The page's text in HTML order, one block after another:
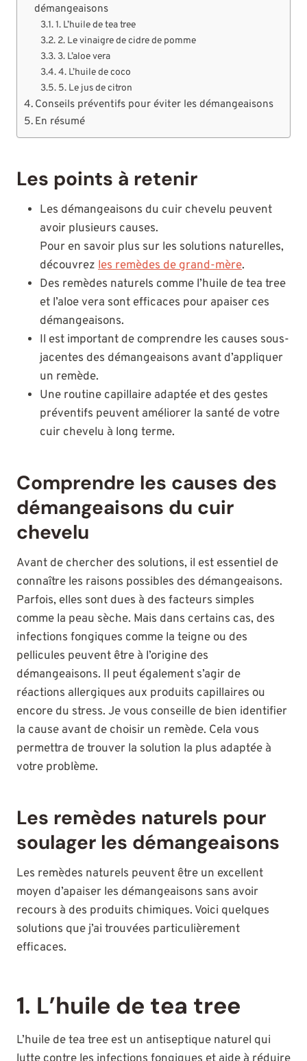
démangeaisons
1. L’huile de tea tree
2. Le vinaigre de cidre de pomme
3. L’aloe vera
4. L’huile de coco
5. Le jus de citron
Conseils préventifs pour éviter les démangeaisons
En résumé
Les points à retenir
Les démangeaisons du cuir chevelu peuvent
avoir plusieurs causes.
Pour en savoir plus sur les solutions naturelles,
découvrez les remèdes de grand-mère.
Des remèdes naturels comme l’huile de tea tree
et l’aloe vera sont efficaces pour apaiser ces
démangeaisons.
Il est important de comprendre les causes sous-
jacentes des démangeaisons avant d’appliquer
un remède.
Une routine capillaire adaptée et des gestes
préventifs peuvent améliorer la santé de votre
cuir chevelu à long terme.
Comprendre les causes des
démangeaisons du cuir
chevelu
Avant de chercher des solutions, il est essentiel de
connaître les raisons possibles des démangeaisons.
Parfois, elles sont dues à des facteurs simples
comme la peau sèche. Mais dans certains cas, des
infections fongiques comme la teigne ou des
pellicules peuvent être à l’origine des
démangeaisons. Il peut également s’agir de
réactions allergiques aux produits capillaires ou
encore du stress. Je vous conseille de bien identifier
la cause avant de choisir un remède. Cela vous
permettra de trouver la solution la plus adaptée à
votre problème.
Les remèdes naturels pour
soulager les démangeaisons
Les remèdes naturels peuvent être un excellent
moyen d’apaiser les démangeaisons sans avoir
recours à des produits chimiques. Voici quelques
solutions que j’ai trouvées particulièrement
efficaces.
1. L’huile de tea tree
L’huile de tea tree est un antiseptique naturel qui